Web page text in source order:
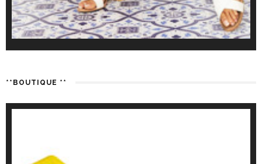
**BOUTIQUE **